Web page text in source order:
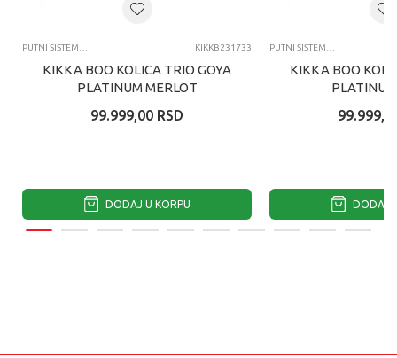
PUTNI SISTEMI DUO I TRIO MODELI KOLICA KIKKB231733
KIKKA BOO KOLICA TRIO GOYA
PLATINUM MERLOT
99.999,00 RSD
DODAJ U KORPU
PUTNI SISTEMI DUO I TRIO MODELI KOLICA
KIKKA BOO
DODAJ